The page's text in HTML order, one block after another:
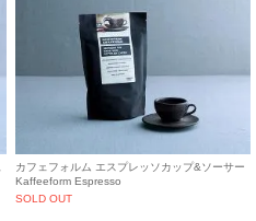
カフェフォルム エスプレッソカップ&ソーサー
Kaffeeform Espresso
SOLD OUT